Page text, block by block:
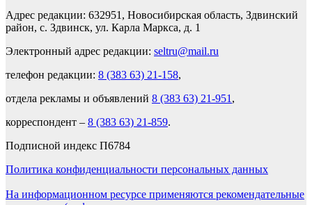
Адрес редакции: 632951, Новосибирская область, Здвинский
район, с. Здвинск, ул. Карла Маркса, д. 1
Электронный адрес редакции: seltru@mail.ru
телефон редакции: 8 (383 63) 21-158,
отдела рекламы и объявлений 8 (383 63) 21-951 ,
корреспондент – 8 (383 63) 21-859.
Подписной индекс П6784
Политика конфиденциальности персональных данных
На информационном ресурсе применяются рекомендательные